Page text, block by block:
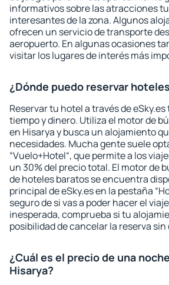
informativos sobre las atracciones
interesantes de la zona. Algunos
ofrecen un servicio de transporte
aeropuerto. En algunas ocasiones
visitar los lugares de interés más
¿Dónde puedo reservar
Reservar tu hotel a través de
tiempo y dinero. Utiliza el motor de
en Hisarya y busca un alojamiento
necesidades. Mucha gente suele
“Vuelo+Hotel“, que permite a los
un 30% del precio total. El motor de
de hoteles baratos se encuentra
principal de eSky.es en la pestaña
seguro de si vas a poder hacer el
inesperada, comprueba si tu
posibilidad de cancelar la reserva sin
¿Cuál es el precio de una
Hisarya?